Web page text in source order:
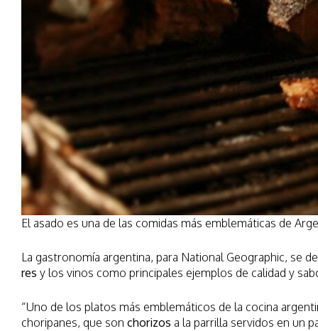
El asado es una de las comidas más emblemáticas de
La gastronomía argentina, para National Geographic, se
res y los vinos como principales ejemplos de calidad y
“Uno de los platos más emblemáticos de la cocina
choripanes, que son chorizos a la parrilla servidos en un